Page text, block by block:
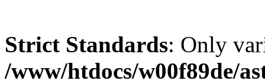
Strict Standards: Only
/www/htdocs/w00f89de/